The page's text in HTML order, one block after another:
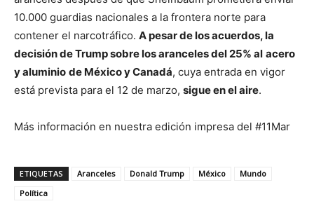
10.000 guardias nacionales a la frontera norte para
contener el narcotráfico. A pesar de los acuerdos, la
decisión de Trump sobre los aranceles del 25% al acero
y aluminio de México y Canadá, cuya entrada en vigor
está prevista para el 12 de marzo, sigue en el aire.
Más información en nuestra edición impresa del #11Mar
ETIQUETAS Aranceles Donald Trump México
Mundo
Política